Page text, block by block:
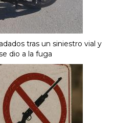
tras un siniestro vial y
dio a la fuga